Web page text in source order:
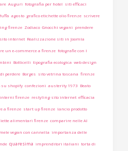
Auguri fotografia per hotel siti efficaci
agosto grafico etichette olio firenze scrivere
firenze Zodiaco Gnocchi vegani prendere
internet Realizzazione siti in Joomla
un e-commerce a firenze fotografie con l
Botticelli tipografia ecologica web design
perdere Borges sito vetrina toscana firenze
su shopify confezioni austerity 1973 Beato
firenze restyling sito internet efficacia
a firenze start up firenze lancio prodotto
alimentari firenze comparire nelle AI
vegan con cannella importanza delle
quaresima imprenditori italiani torta di